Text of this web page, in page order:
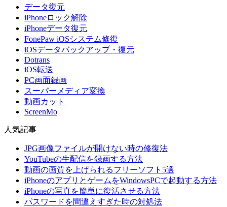
データ復元
iPhoneロック解除
iPhoneデータ復元
FonePaw iOSシステム修復
iOSデータバックアップ・復元
Dotrans
iOS転送
PC画面録画
スーパーメディア変換
動画カット
ScreenMo
人気記事
JPG画像ファイルが開けない時の修復法
YouTubeの生配信を録画する方法
動画の画質を上げられるフリーソフト5選
iPhoneのアプリとゲームをWindowsPCで起動する方法
iPhoneの写真を簡単に復活させる方法
パスワードを間違えすぎた時の対処法